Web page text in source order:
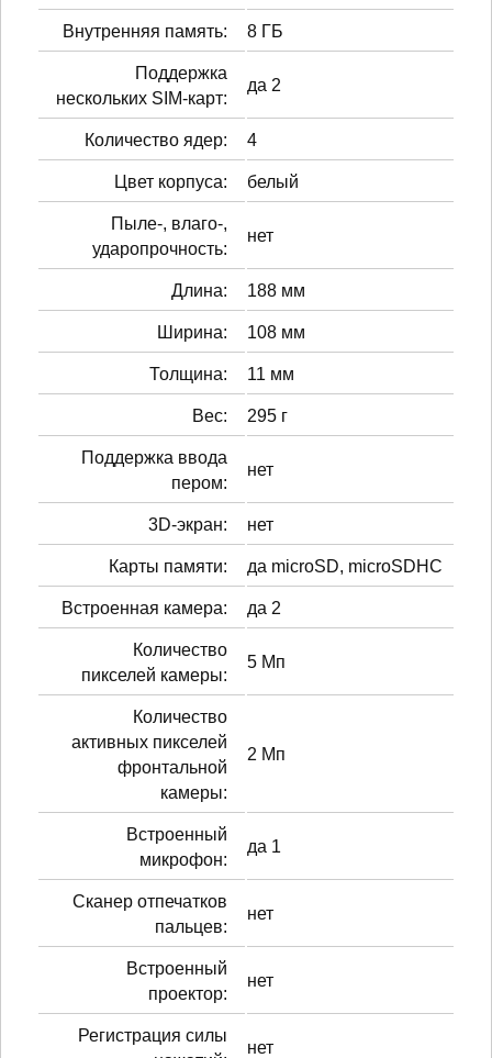
Внутренняя память: 8 ГБ
Поддержка
нескольких SIM-карт:
да 2
Количество ядер: 4
Цвет корпуса: белый
Пыле-, влаго-,
ударопрочность:
нет
Длина: 188 мм
Ширина: 108 мм
Толщина: 11 мм
Вес: 295 г
Поддержка ввода
пером:
нет
3D-экран: нет
Карты памяти: да microSD, microSDHC
Встроенная камера: да 2
Количество
пикселей камеры:
5 Мп
Количество
активных пикселей
фронтальной
камеры:
2 Мп
Встроенный
микрофон:
да 1
Сканер отпечатков
пальцев:
нет
Встроенный
проектор:
нет
Регистрация силы
нет